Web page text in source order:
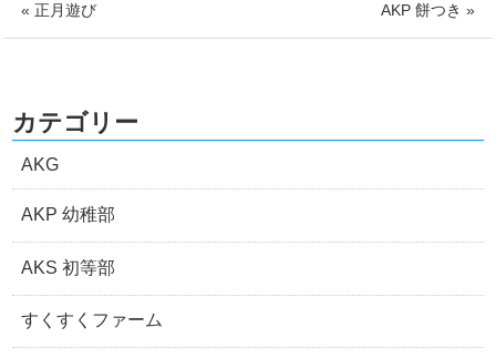
« 正月遊び AKP 餅つき »
カテゴリー
AKG
AKP 幼稚部
AKS 初等部
すくすくファーム